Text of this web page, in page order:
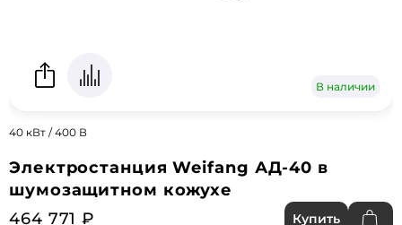
В наличии
40 кВт / 400 В
Электростанция Weifang АД-40 в
шумозащитном кожухе
464 771 ₽
Купить